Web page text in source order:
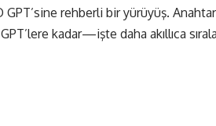
GPT’sine rehberli bir yürüyüş.
kadar—işte daha akıllıca